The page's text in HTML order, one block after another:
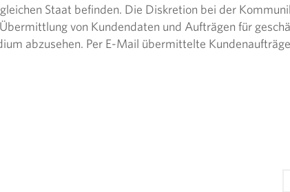
Staat befinden.​ Die Diskretion bei der
von Kundendaten und Aufträgen für
abzusehen. ​Per E-Mail übermittelte